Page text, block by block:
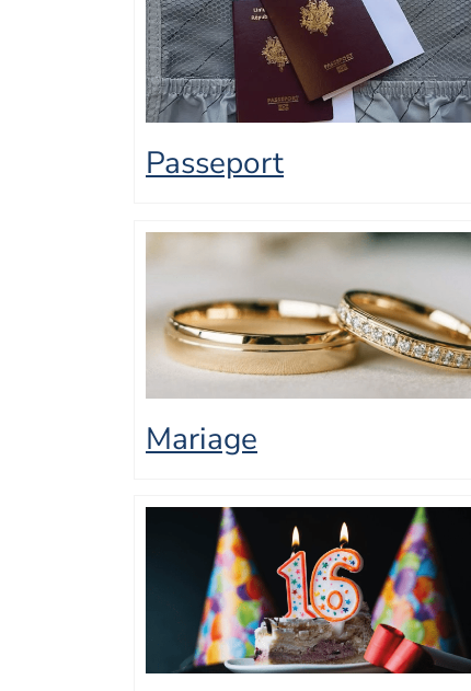
Passeport
Mariage